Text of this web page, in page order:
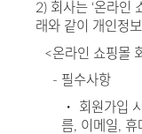
2) 회사는 ‘온라인
래와 같이 개인정
<온라인 쇼핑몰
- 필수사항
・ 회원가입
름, 이메일, 휴